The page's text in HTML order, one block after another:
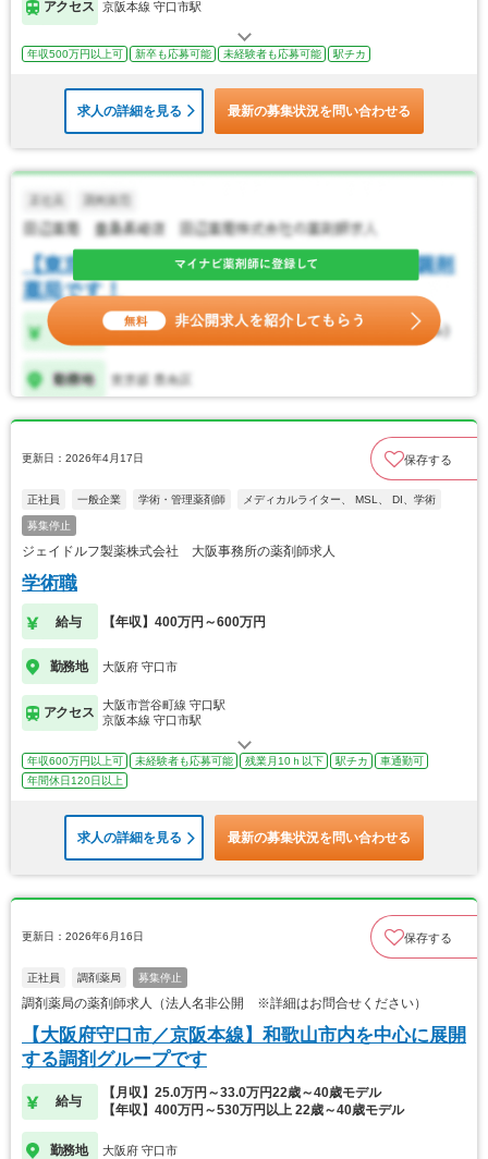
アクセス 京阪本線 守口市駅
年収500万円以上可 新卒も応募可能 未経験者も応募可能 駅チカ
求人の詳細を見る 最新の募集状況を問い合わせる
更新日：2026年4月17日 保存する
正社員 一般企業 学術・管理薬剤師 メディカルライター、 MSL、 DI、学術
募集停止
ジェイドルフ製薬株式会社 大阪事務所の薬剤師求人
学術職
給与 【年収】400万円～600万円
勤務地 大阪府 守口市
アクセス
大阪市営谷町線 守口駅
京阪本線 守口市駅
年収600万円以上可 未経験者も応募可能 残業月10ｈ以下 駅チカ
車通勤可
年間休日120日以上
求人の詳細を見る 最新の募集状況を問い合わせる
更新日：2026年6月16日 保存する
正社員 調剤薬局 募集停止
調剤薬局の薬剤師求人（法人名非公開 ※詳細はお問合せください）
【大阪府守口市／京阪本線】和歌山市内を中心に展開
する調剤グループです
給与
【月収】25.0万円～33.0万円22歳～40歳モデル
【年収】400万円～530万円以上 22歳～40歳モデル
勤務地 大阪府 守口市